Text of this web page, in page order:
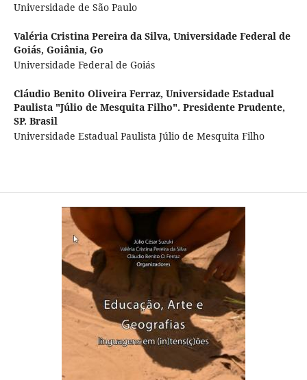
Universidade de São Paulo
Valéria Cristina Pereira da Silva, Universidade Federal de
Goiás, Goiânia, Go
Universidade Federal de Goiás
Cláudio Benito Oliveira Ferraz, Universidade Estadual
Paulista "Júlio de Mesquita Filho". Presidente Prudente,
SP. Brasil
Universidade Estadual Paulista Júlio de Mesquita Filho